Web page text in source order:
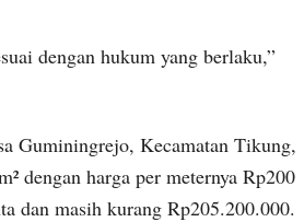
dengan hukum yang berlaku,”
Guminingrejo, Kecamatan Tikung,
dengan harga per meternya Rp200
dan masih kurang Rp205.200.000.